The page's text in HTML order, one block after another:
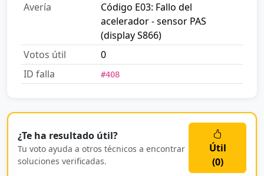
Avería
Código E03: Fallo del
acelerador - sensor PAS
(display S866)
Votos útil
0
ID falla
#408
¿Te ha resultado útil?
Tu voto ayuda a otros técnicos a encontrar
soluciones verificadas.
Útil
(0)